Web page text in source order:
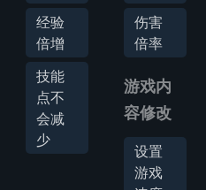
经验
倍增
技能
点不
会减
少
伤害
倍率
游戏内
容修改
设置
游戏